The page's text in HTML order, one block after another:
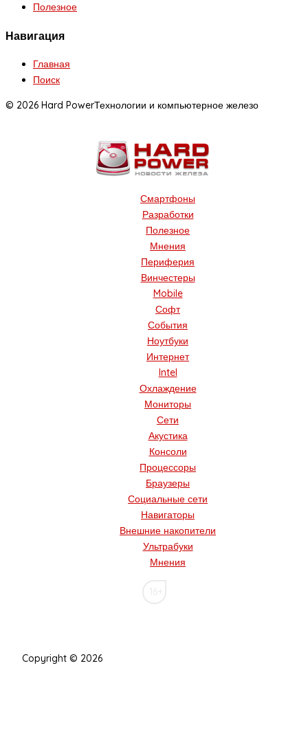
Полезное
Навигация
Главная
Поиск
© 2026 Hard PowerТехнологии и компьютерное железо
Смартфоны
Разработки
Полезное
Мнения
Периферия
Винчестеры
Mobile
Софт
События
Ноутбуки
Интернет
Intel
Охлаждение
Мониторы
Сети
Акустика
Консоли
Процессоры
Браузеры
Социальные сети
Навигаторы
Внешние накопители
Ультрабуки
Мнения
Copyright © 2026